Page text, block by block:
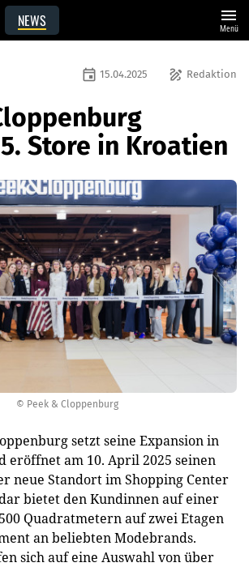
NEWS menu
Menü
© Peek & Cloppenburg
draw Redaktion
event 15.04.2025
Store in Kroatien
setzt seine Expansion in
eröffnet am 10. April 2025 seinen
neue Standort im Shopping Center
bietet den Kundinnen auf einer
Quadratmetern auf zwei Etagen
an beliebten Modebrands.
sich auf eine Auswahl von über